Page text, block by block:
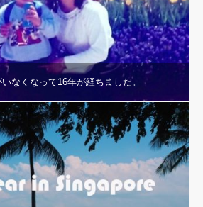
なくなって16年が経ちました。